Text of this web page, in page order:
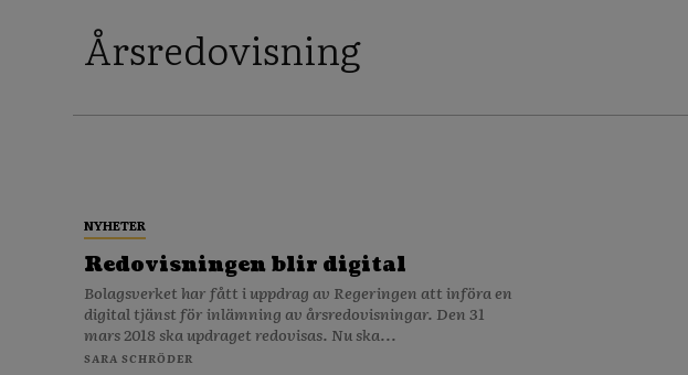
Årsredovisning
NYHETER
Redovisningen blir digital
Bolagsverket har fått i uppdrag av Regeringen att införa en
digital tjänst för inlämning av årsredovisningar. Den 31
mars 2018 ska updraget redovisas. Nu ska...
SARA SCHRÖDER